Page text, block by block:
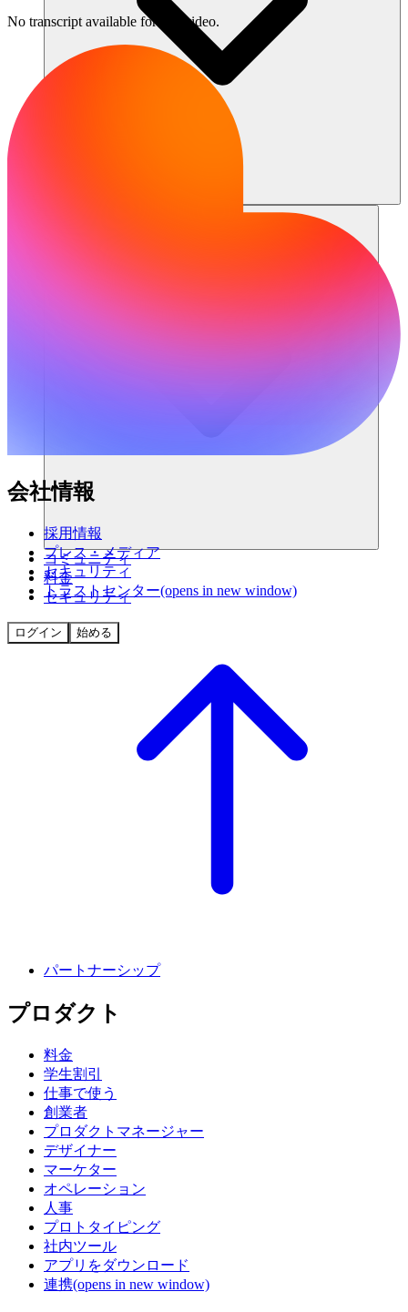
コミュニティ
料金
セキュリティ
ログイン 始める
No transcript available for this video.
会社情報
採用情報
プレス・メディア
セキュリティ
トラストセンター(opens in new window)
パートナーシップ
プロダクト
料金
学生割引
仕事で使う
創業者
プロダクトマネージャー
デザイナー
マーケター
オペレーション
人事
プロトタイピング
社内ツール
アプリをダウンロード
連携(opens in new window)